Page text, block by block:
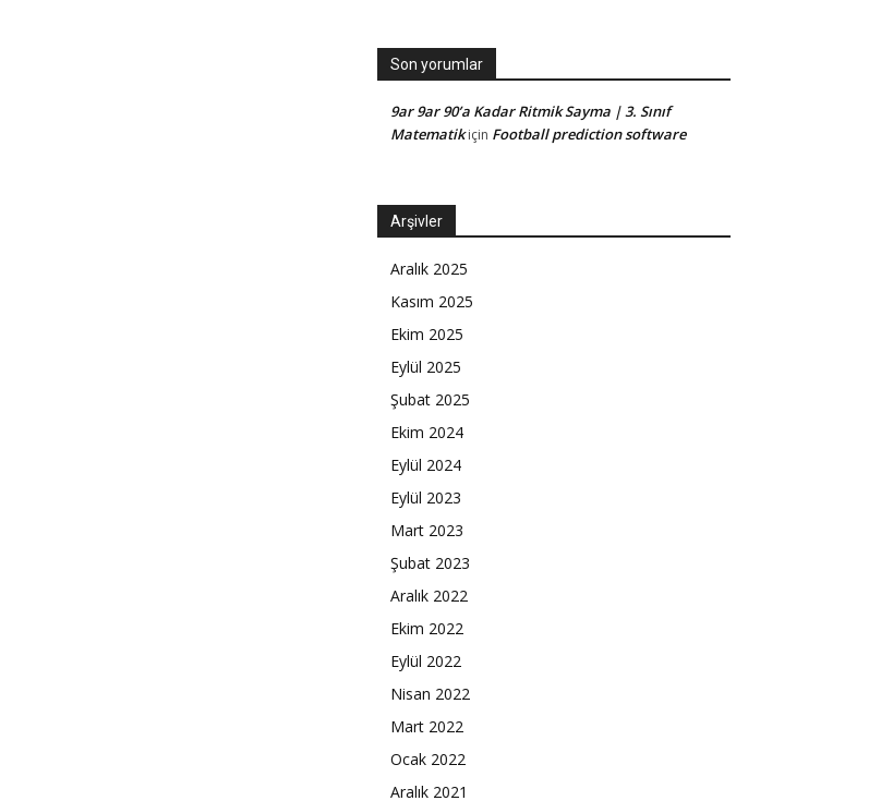
Son yorumlar
9ar 9ar 90’a Kadar Ritmik Sayma | 3. Sınıf
Matematikiçin Football prediction software
Arşivler
Aralık 2025
Kasım 2025
Ekim 2025
Eylül 2025
Şubat 2025
Ekim 2024
Eylül 2024
Eylül 2023
Mart 2023
Şubat 2023
Aralık 2022
Ekim 2022
Eylül 2022
Nisan 2022
Mart 2022
Ocak 2022
Aralık 2021